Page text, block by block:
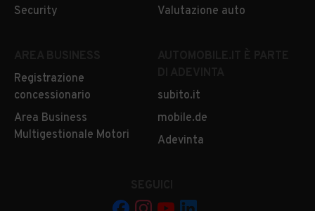
Security
Valutazione auto
Registrazione
concessionario
Area Business
Multigestionale Motori
subito.it
mobile.de
Adevinta